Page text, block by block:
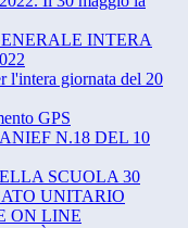
INTERA
l'intera giornata del 20
GPS
N.18 DEL 10
SCUOLA 30
UNITARIO
ON LINE